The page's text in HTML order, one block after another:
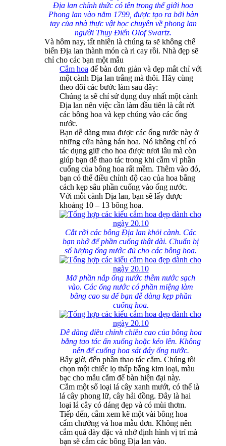
Địa lan chính thức có tên trong thế giới hoa
Phong lan vào năm 1799, được tạo ra bởi bàn
tay của nhà thực vật học chuyên về phong lan
người Thụy Điển Olof Swartz.
Và hôm nay, tất nhiên là chúng ta sẽ không chế
biến Địa lan thành món cà ri cay rồi. Nhà đẹp sẽ
chỉ cho các bạn một mẫu
Cắm hoa để bàn đơn giản và đẹp mắt chỉ với
một cành Địa lan trắng mà thôi. Hãy cùng
theo dõi các bước làm sau đây:
Chúng ta sẽ chỉ sử dụng duy nhất một cành
Địa lan nên việc cần làm đầu tiên là cắt rời
các bông hoa và kẹp chúng vào các ống
nước.
Bạn dễ dàng mua được các ống nước này ở
những cửa hàng bán hoa. Nó không chỉ có
tác dụng giữ cho hoa được tươi lâu mà còn
giúp bạn dễ thao tác trong khi cắm vì phần
cuống của bông hoa rất mềm. Thêm vào đó,
bạn có thể điều chỉnh độ cao của hoa bằng
cách kẹp sâu phần cuống vào ống nước.
Với mỗi cành Địa lan, bạn sẽ lấy được
khoảng 10 – 13 bông hoa.
Cắt rời các bông Địa lan khỏi cành. Các
bạn nhớ để phần cuống thật dài. Chuẩn bị
số lượng ống nước đủ cho các bông hoa.
Mở phần nắp ống nước thêm nước sạch
vào. Các ống nước có phần miệng làm
bằng cao su để bạn dễ dàng kẹp phần
cuống hoa.
Dễ dàng điều chỉnh chiều cao của bông hoa
bằng tao tác ấn xuống hoặc kéo lên. Không
nên để cuống hoa sát đáy ống nước.
Bây giờ, đến phần thao tác cắm. Chúng tôi
chọn một chiếc lọ thấp bằng kim loại, màu
bạc cho mẫu cắm để bàn hiện đại này.
Cắm một số loại lá cây xanh mướt, có thể là
lá cây phong lữ, cây hải đồng. Đây là hai
loại lá cây có dáng đẹp và có mùi thơm.
Tiếp đến, cắm xem kẽ một vài bông hoa
cẩm chướng và hoa mẫu đơn. Không nên
cắm quá dày đặc và nhớ định hình vị trí mà
bạn sẽ cắm các bông Địa lan vào.